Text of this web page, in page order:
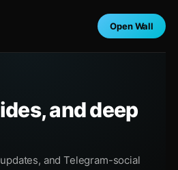
Open Wall
and deep
and Telegram-social